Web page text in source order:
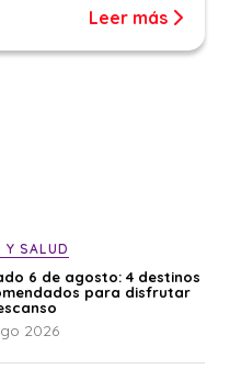
Leer más
Y SALUD
6 de agosto: 4 destinos
para disfrutar
2026